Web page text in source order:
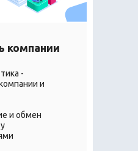
компании
-
и
и обмен